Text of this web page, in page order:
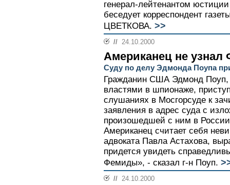
генерал-лейтенантом
беседует корреспондент
ЦВЕТКОВА. >>
// 24.10.2000
Американец не узнал
Суду по делу Эдмонда Поупа
Гражданин США Эдмонд
властями в шпионаже,
слушаниях в Мосгорсуде к
заявления в адрес суда с
произошедшей с ним в
Американец считает себя
адвоката Павла Астахова,
придется увидеть
Фемиды», - сказал г-н Поуп.
// 24.10.2000